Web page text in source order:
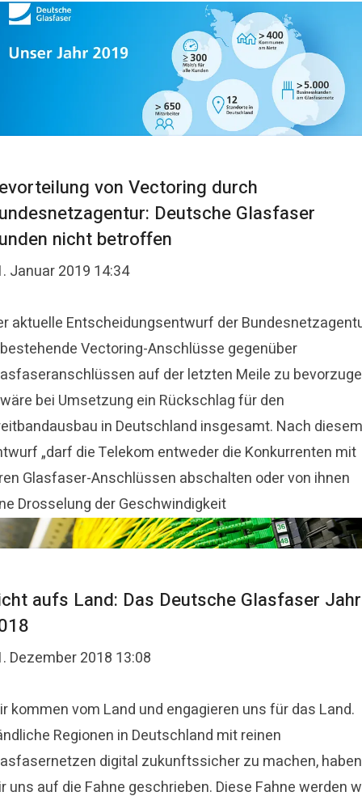
von Vectoring durch
Deutsche Glasfaser
nicht betroffen
Januar 2019 14:34
aktuelle Entscheidungsentwurf der
Vectoring-Anschlüsse gegenüber
auf der letzten Meile zu
bei Umsetzung ein Rückschlag für den
in Deutschland insgesamt. Nach diesem
„darf die Telekom entweder die Konkurrenten mit
Glasfaser-Anschlüssen abschalten oder von ihnen
Drosselung der Geschwindigkeit
aufs Land: Das Deutsche Glasfaser Jahr
Dezember 2018 13:08
kommen vom Land und engagieren uns für das Land.
Regionen in Deutschland mit reinen
digital zukunftssicher zu machen, haben
uns auf die Fahne geschrieben. Diese Fahne werden